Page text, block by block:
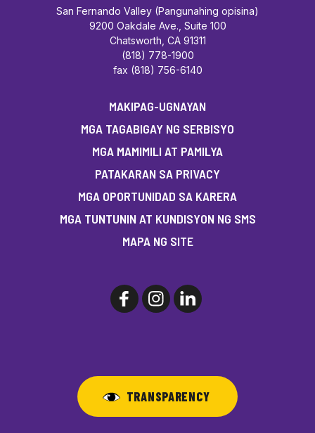
San Fernando Valley (Pangunahing opisina)
9200 Oakdale Ave., Suite 100
Chatsworth, CA 91311
(818) 778-1900
fax (818) 756-6140
MAKIPAG-UGNAYAN
MGA TAGABIGAY NG SERBISYO
MGA MAMIMILI AT PAMILYA
PATAKARAN SA PRIVACY
MGA OPORTUNIDAD SA KARERA
MGA TUNTUNIN AT KUNDISYON NG SMS
MAPA NG SITE
TRANSPARENCY